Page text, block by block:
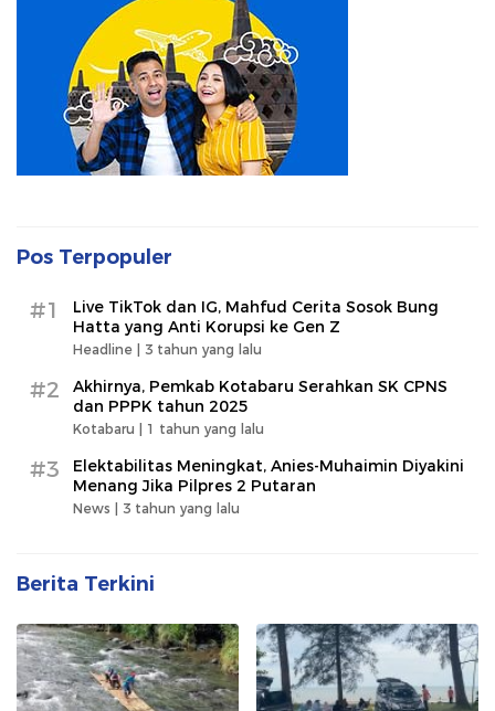
Pos Terpopuler
#1
Live TikTok dan IG, Mahfud Cerita Sosok Bung
Hatta yang Anti Korupsi ke Gen Z
Headline | 3 tahun yang lalu
#2
Akhirnya, Pemkab Kotabaru Serahkan SK CPNS
dan PPPK tahun 2025
Kotabaru | 1 tahun yang lalu
#3
Elektabilitas Meningkat, Anies-Muhaimin Diyakini
Menang Jika Pilpres 2 Putaran
News | 3 tahun yang lalu
Berita Terkini